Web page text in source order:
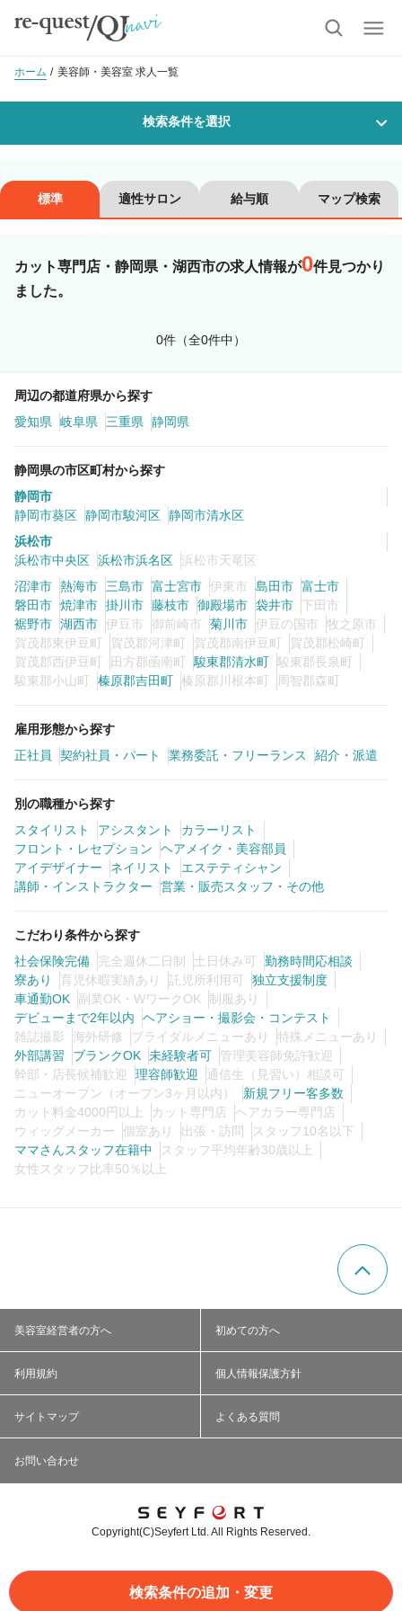
ホーム 美容師・美容室 求人一覧
検索条件を選択
沿線・駅を選択 市区町村を選択
湖西市
美容師スタイリスト
カラーリスト
ヘアメイク・美容部員
ネイリスト
講師・インストラクター
雇用形態
正社員 契約社員・パート
業務委託・フリーランス 紹介・派遣
詳細条件
カット専門店
この条件の求人数 0
標準 適性サロン 給与順 マップ検索
カット専門店・静岡県・湖西市の求人情報が0件見つかり
ました。
0件（全0件中）
周辺の都道府県から探す
愛知県
岐阜県 三重県 静岡県
静岡県の市区町村から探す
静岡市
静岡市葵区 静岡市駿河区 静岡市清水区
浜松市
浜松市中央区 浜松市浜名区
浜松市天竜区
沼津市 熱海市 三島市 富士宮市 伊東市 島田市 富士市
磐田市 焼津市 掛川市 藤枝市 御殿場市 袋井市
下田市
裾野市 湖西市 伊豆市 御前崎市 菊川市 伊豆の国市
牧之原市
賀茂郡東伊豆町
賀茂郡河津町 賀茂郡南伊豆町
賀茂郡松崎町
賀茂郡西伊豆町
田方郡函南町 駿東郡清水町 駿東郡長泉町
駿東郡小山町
榛原郡吉田町 榛原郡川根本町 周智郡森町
雇用形態から探す
正社員
契約社員・パート 業務委託・フリーランス 紹介・派遣
別の職種から探す
スタイリスト
アシスタント
カラーリスト
フロント・レセプション
ヘアメイク・美容部員
アイデザイナー
ネイリスト
エステティシャン
講師・インストラクター
営業・販売スタッフ・その他
こだわり条件から探す
社会保険完備
完全週休二日制 土日休み可
勤務時間応相談
寮あり
育児休暇実績あり 託児所利用可
独立支援制度
車通勤OK
副業OK・WワークOK
制服あり
デビューまで2年以内
ヘアショー・撮影会・コンテスト
雑誌撮影
海外研修 ブライダルメニューあり
特殊メニューあり
外部講習
ブランクOK 未経験者可
管理美容師免許歓迎
幹部・店長候補歓迎
理容師歓迎
通信生（見習い）相談可
ニューオープン（オープン3ヶ月以内）
新規フリー客多数
カット料金4000円以上
カット専門店
ヘアカラー専門店
ウィッグメーカー
個室あり 出張・訪問
スタッフ10名以下
ママさんスタッフ在籍中
スタッフ平均年齢30歳以上
女性スタッフ比率50％以上
検索条件の追加・変更
美容室経営者の方へ 初めての方へ
利用規約 個人情報保護方針
サイトマップ よくある質問
お問い合わせ
Copyright(C)Seyfert Ltd. All Rights Reserved.